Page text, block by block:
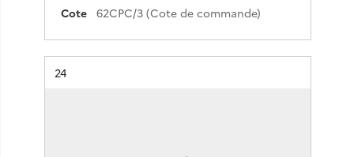
Cote 62CPC/3 (Cote de commande)
Résultat n°
24